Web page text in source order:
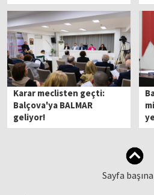
Karar meclisten geçti:
Balçova'ya BALMAR
geliyor!
Sayfa